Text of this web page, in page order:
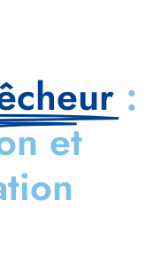
:
et